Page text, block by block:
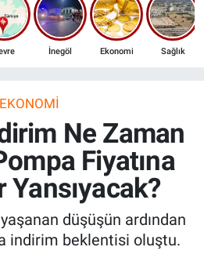
İnegöl Ekonomi Sağlık
EKONOMI
Ne Zaman
Fiyatına
Yansıyacak?
düşüşün ardından
indirim beklentisi oluştu.